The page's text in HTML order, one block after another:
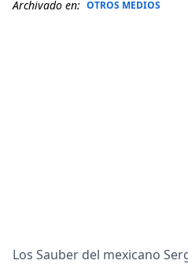
Archivado en: OTROS MEDIOS
Los Sauber del mexicano